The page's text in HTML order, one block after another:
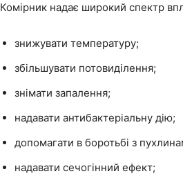
Комірник надає широкий спектр
знижувати температуру;
збільшувати потовиділення;
знімати запалення;
надавати антибактеріальну дію;
допомагати в боротьбі з
надавати сечогінний ефект;